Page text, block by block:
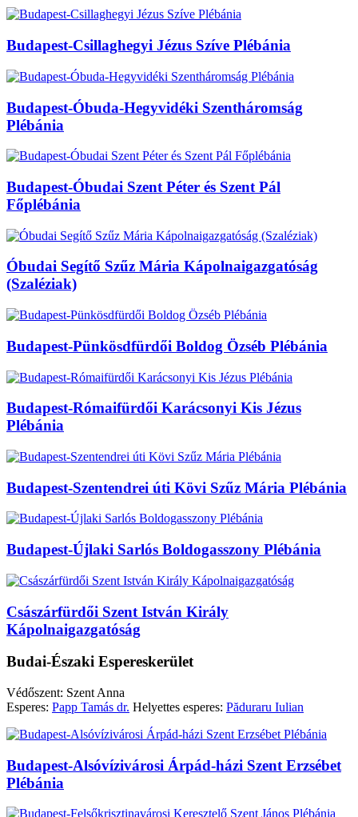
Budapest-Csillaghegyi Jézus Szíve Plébánia
Budapest-Óbuda-Hegyvidéki Szentháromság
Plébánia
Budapest-Óbudai Szent Péter és Szent Pál
Főplébánia
Óbudai Segítő Szűz Mária Kápolnaigazgatóság
(Szaléziak)
Budapest-Pünkösdfürdői Boldog Özséb Plébánia
Budapest-Rómaifürdői Karácsonyi Kis Jézus
Plébánia
Budapest-Szentendrei úti Kövi Szűz Mária Plébánia
Budapest-Újlaki Sarlós Boldogasszony Plébánia
Császárfürdői Szent István Király
Kápolnaigazgatóság
Budai-Északi Espereskerület
Védőszent: Szent Anna
Esperes: Papp Tamás dr. Helyettes esperes: Păduraru Iulian
Budapest-Alsóvízivárosi Árpád-házi Szent Erzsébet
Plébánia